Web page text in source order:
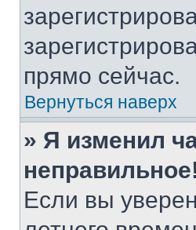
прямо сейчас.
Вернуться наверх
» Я изменил
неправильное!
Если вы